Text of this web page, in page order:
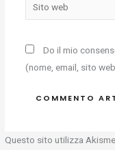
web
Do il mio
(nome, email, sito
Questo sito utilizza